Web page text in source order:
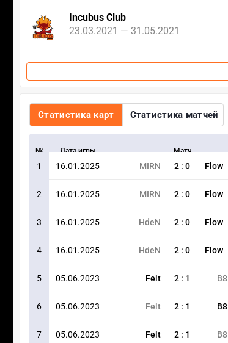
Incubus Club
23.03.2021 — 31.05.2021
Статистика карт Статистика матчей
№ Дата игры Матч
1 16.01.2025 MIRN Flow
2 : 0
2 16.01.2025 MIRN Flow
2 : 0
3 16.01.2025 HdeN Flow
2 : 0
4 16.01.2025 HdeN Flow
2 : 0
5 05.06.2023 Felt B8
2 : 1
6 05.06.2023 Felt B8
2 : 1
7 05.06.2023 Felt B8
2 : 1